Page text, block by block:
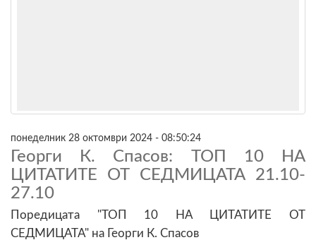
понеделник 28 октомври 2024 - 08:50:24
Георги К. Спасов: ТОП 10 НА
ЦИТАТИТЕ ОТ СЕДМИЦАТА 21.10-
27.10
Поредицата "ТОП 10 НА ЦИТАТИТЕ ОТ
СЕДМИЦАТА" на Георги К. Спасов